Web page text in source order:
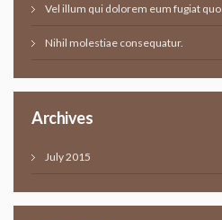
Vel illum qui dolorem eum fugiat quo
Nihil molestiae consequatur.
Archives
July 2015